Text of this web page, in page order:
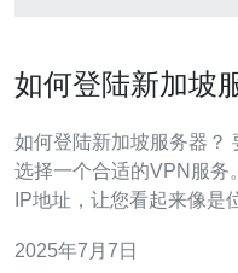
如何登陆新加坡
如何登陆新加坡服务器？ 要登陆新加坡服务器，首先需要
选择一个合适的VPN服务
IP地址，让您看起来像是
VPN服务商，就需要下载
2025年7月7日